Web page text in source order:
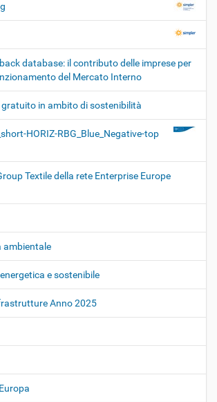
database: il contributo delle imprese per
del Mercato Interno
in ambito di sostenibilità
HORIZ-RBG_Blue_Negative-top
Textile della rete Enterprise Europe
ambientale
e sostenibile
Anno 2025